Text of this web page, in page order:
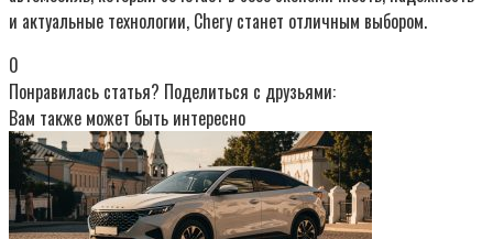
и актуальные технологии, Chery станет отличным выбором.
0
Понравилась статья? Поделиться с друзьями:
Вам также может быть интересно